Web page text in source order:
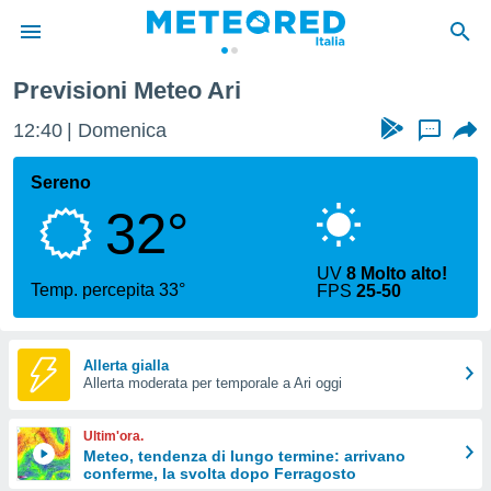
di
per
le
di
Web
le
Previsioni Meteo Ari
12:40 Domenica ...
Sereno
32°
Temp. percepita 33°
UV8 Molto alto!
FPS25-50
Allerta gialla
Allerta moderata per temporale a Ari oggi
Ultim'ora.
Meteo, tendenza di lungo termine: arrivano
conferme, la svolta dopo Ferragosto